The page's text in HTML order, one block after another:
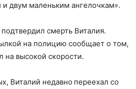
двум маленьким ангелочкам».
смерть Виталия.
на полицию сообщает о том,
на высокой скорости.
Виталий недавно переехал со